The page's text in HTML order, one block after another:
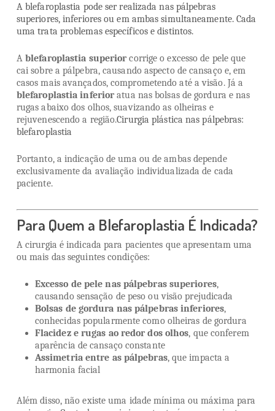
A blefaroplastia pode ser realizada nas pálpebras
superiores, inferiores ou em ambas simultaneamente. Cada
uma trata problemas específicos e distintos.
Ablefaroplastia superiorcorrige o excesso de pele que
cai sobre a pálpebra, causando aspecto de cansaço e, em
casos mais avançados, comprometendo até a visão. Já a
blefaroplastia inferioratua nas bolsas de gordura e nas
rugas abaixo dos olhos, suavizando as olheiras e
rejuvenescendo a região.Cirurgia plástica nas pálpebras:
blefaroplastia
Portanto, a indicação de uma ou de ambas depende
exclusivamente da avaliação individualizada de cada
paciente.
Para Quem a Blefaroplastia É Indicada?
A cirurgia é indicada para pacientes que apresentam uma
ou mais das seguintes condições:
Excesso de pele nas pálpebras superiores,
causando sensação de peso ou visão prejudicada
Bolsas de gordura nas pálpebras inferiores,
conhecidas popularmente como olheiras de gordura
Flacidez e rugas ao redor dos olhos, que conferem
aparência de cansaço constante
Assimetria entre as pálpebras, que impacta a
harmonia facial
Além disso, não existe uma idade mínima ou máxima para